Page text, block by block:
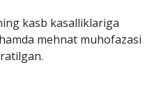
kasb kasalliklariga
mehnat muhofazasi